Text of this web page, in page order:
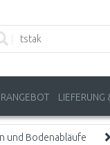
LIEFERUNG
und Bodenabläufe